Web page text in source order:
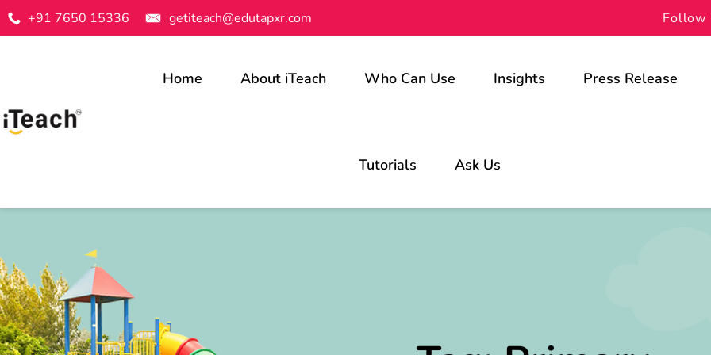
+91 7650 15336 getiteach@edutapxr.com Follow
Home About iTeach Who Can Use Insights Press Release
Tutorials Ask Us